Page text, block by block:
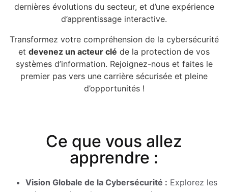
dernières évolutions du secteur, et d’une expérience
d’apprentissage interactive.
Transformez votre compréhension de la cybersécurité
et devenez un acteur clé de la protection de vos
systèmes d’information. Rejoignez-nous et faites le
premier pas vers une carrière sécurisée et pleine
d’opportunités !
Ce que vous allez
apprendre :
Vision Globale de la Cybersécurité : Explorez les